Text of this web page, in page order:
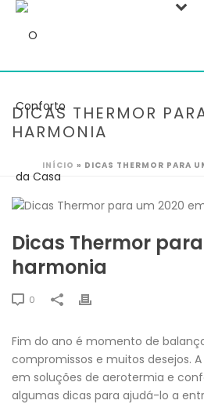
DICAS THERMOR
HARMONIA
INÍCIO » DICAS THERMOR PARA
Dicas Thermor
harmonia
0
Fim do ano é momento de
compromissos e muitos desejos.
em soluções de aerotermia e
algumas dicas para ajudá-lo a